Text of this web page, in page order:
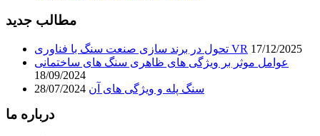
مطالب جدید
تحول در برند سازی صنعت سنگ با فناوری VR 17/12/2025
عوامل موثر بر ویژگی های ظاهری سنگ های ساختمانی
18/09/2024
سنگ پله و ویژگی های آن 28/07/2024
درباره ما